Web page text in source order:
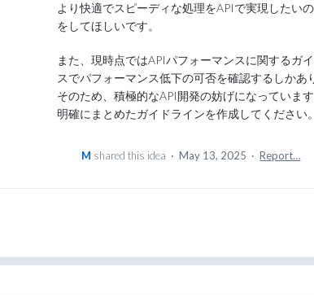
より快適でスピーディな処理をAPIで実現したい
をしてほしいです。
また、現時点ではAPIパフォーマンスに関するガ
スでパフォーマンス低下の可否を確認するしかあ
そのため、積極的なAPI開発の妨げになっていま
明確にまとめたガイドラインを作成してください。
M shared this idea · May 13, 2025 · Report…